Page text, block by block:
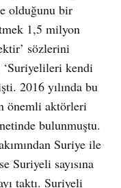
olduğunu bir
1,5 milyon
sözlerini
‘Suriyelileri kendi
2016 yılında bu
önemli aktörleri
bulunmuştu.
Suriye ile
Suriyeli sayısına
taktı. Suriyeli